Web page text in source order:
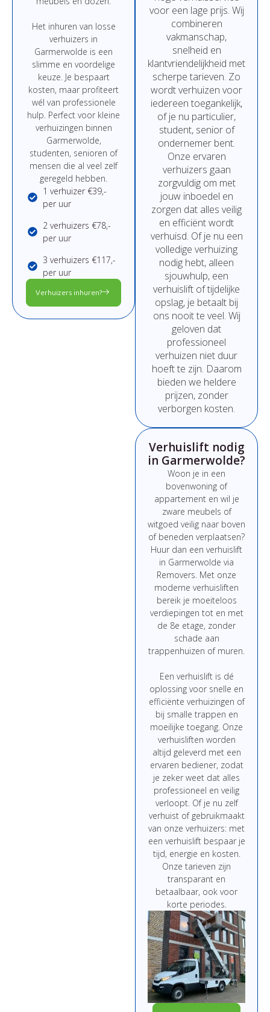
Het inhuren van losse
verhuizers in
Garmerwolde is een
slimme en voordelige
keuze. Je bespaart
kosten, maar profiteert
wél van professionele
hulp. Perfect voor kleine
verhuizingen binnen
Garmerwolde,
studenten, senioren of
mensen die al veel zelf
geregeld hebben.
1 verhuizer €39,-
per uur
2 verhuizers €78,-
per uur
3 verhuizers €117,-
per uur
Verhuizers inhuren?
voor een lage prijs. Wij
combineren
vakmanschap,
snelheid en
klantvriendelijkheid met
scherpe tarieven. Zo
wordtverhuizen voor
iedereen toegankelijk,
ofje nu particulier,
student, senior of
ondernemer bent.
Onze ervaren
verhuizers gaan
zorgvuldig om met
jouw inboedel en
zorgen dat alles veilig
en efficiëntwordt
verhuisd. Ofje nu een
volledige verhuizing
nodig hebt, alleen
sjouwhulp, een
verhuislift oftijdelijke
opslag, je betaalt bij
ons nooitte veel. Wij
geloven dat
professioneel
verhuizen niet duur
hoeftte zijn. Daarom
bieden we heldere
prijzen, zonder
verborgen kosten.
Verhuislift nodig
in Garmerwolde?
Woon je in een
bovenwoning of
appartement en wil je
zware meubels of
witgoed veilig naar boven
of beneden verplaatsen?
Huur dan een verhuislift
in Garmerwolde via
Removers. Met onze
moderne verhuisliften
bereik je moeiteloos
verdiepingen tot en met
de 8e etage, zonder
schade aan
trappenhuizen of muren.
Een verhuislift is dé
oplossing voor snelle en
efficiënte verhuizingen of
bij smalle trappen en
moeilijke toegang. Onze
verhuisliften worden
altijd geleverd met een
ervaren bediener, zodat
je zeker weet dat alles
professioneel en veilig
verloopt. Of je nu zelf
verhuist of gebruikmaakt
van onze verhuizers: met
een verhuislift bespaar je
tijd, energie en kosten.
Onze tarieven zijn
transparant en
betaalbaar, ook voor
korte periodes.